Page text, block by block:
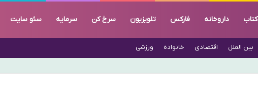
کتاب داروخانه فارکس تلویزیون سرخ کن سرمایه سئو سایت
بین الملل اقتصادی خانواده ورزشی